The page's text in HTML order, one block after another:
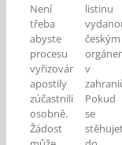
Není
třeba
abyste
procesu
vyřizování
apostily
zúčastnili
osobně.
Žádost
listinu
českým
v
Pokud
se